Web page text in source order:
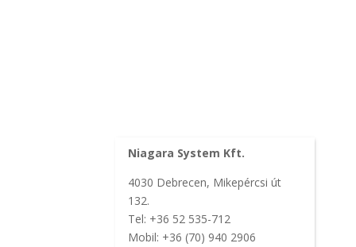
Niagara System Kft.
4030 Debrecen, Mikepércsi út
132.
Tel: +36 52 535-712
Mobil: +36 (70) 940 2906